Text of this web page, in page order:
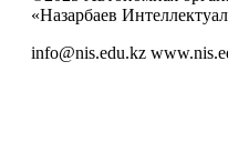
«Назарбаев
info@nis.edu.kz